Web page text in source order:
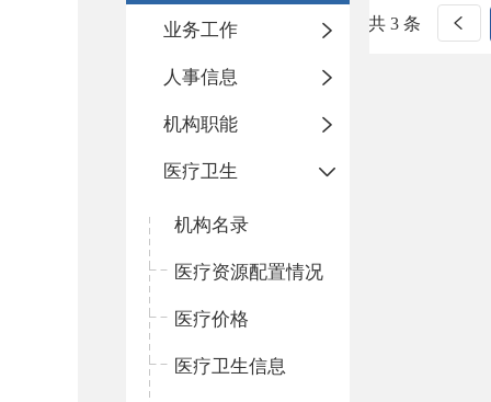
业务工作
人事信息
机构职能
医疗卫生
机构名录
医疗资源配置情况
医疗价格
医疗卫生信息
共 3 条